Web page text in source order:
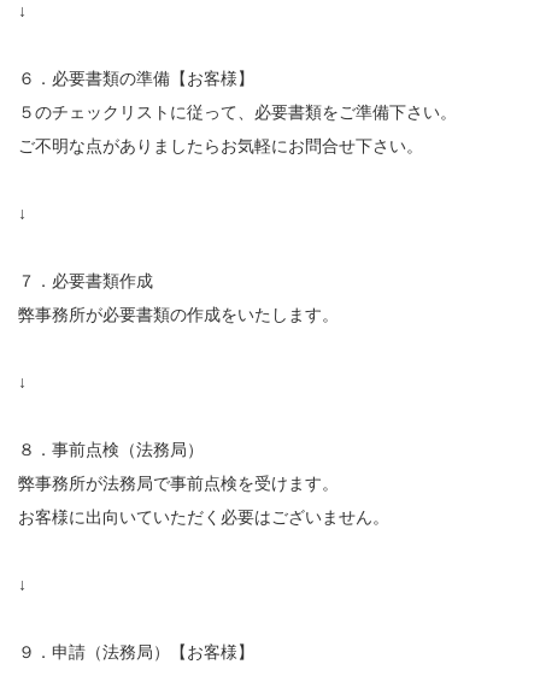
↓
６．必要書類の準備【お客様】
５のチェックリストに従って、必要書類をご準備下さい。
ご不明な点がありましたらお気軽にお問合せ下さい。
↓
７．必要書類作成
弊事務所が必要書類の作成をいたします。
↓
８．事前点検（法務局）
弊事務所が法務局で事前点検を受けます。
お客様に出向いていただく必要はございません。
↓
９．申請（法務局）【お客様】